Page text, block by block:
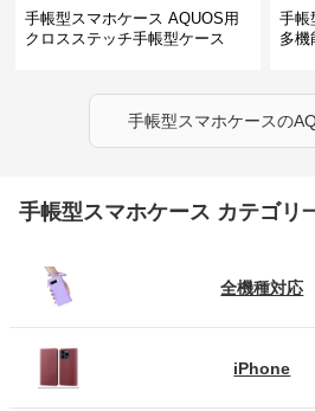
手帳型スマホケース AQUOS用
クロスステッチ手帳型ケース
手帳
多機
手帳型スマホケースの
手帳型スマホケース カテゴリ
全機種対応
iPhone